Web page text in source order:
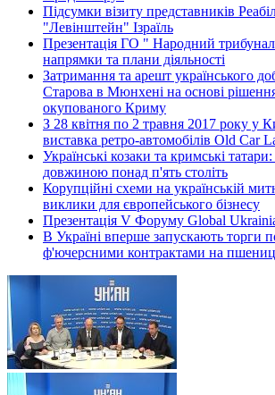
Підсумки візиту представників
"Левінштейн" Ізраїль
Презентація ГО " Народний
напрямки та плани діяльності
Затримання та арешт українського
Старова в Мюнхені на основі
окупованого Криму
З 28 квітня по 2 травня 2017 року у
виставка ретро-автомобілів Old Car
Українські козаки та кримські
довжиною понад п'ять століть
Корупційні схеми на українській
виклики для європейського бізнесу
Презентація V Форуму Global
В Україні вперше запускають торги
ф'ючерсними контрактами на